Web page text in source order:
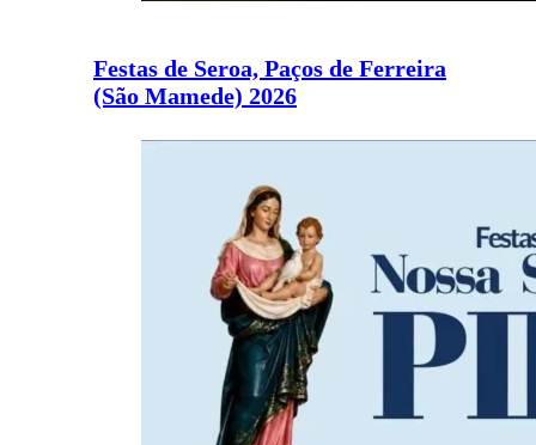
Festas de Seroa, Paços de Ferreira
(São Mamede) 2026